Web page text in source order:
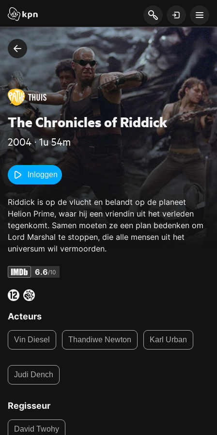
The Chronicles of Riddick
2004 ‧ 1u 54m
Inloggen
Riddick is op de vlucht en belandt op de planeet
Helion Prime, waar hij een vriendin uit het verleden
tegenkomt. Samen moeten ze een plan bedenken om
Lord Marshal te stoppen, die alle mensen uit het
universum wil vermoorden.
6.6/10
Acteurs
Vin Diesel Thandiwe Newton Karl Urban
Judi Dench
Regisseur
David Twohy